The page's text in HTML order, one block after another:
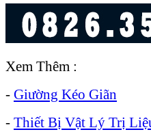
Xem Thêm :
- Giường Kéo Giãn
- Thiết Bị Vật Lý Trị